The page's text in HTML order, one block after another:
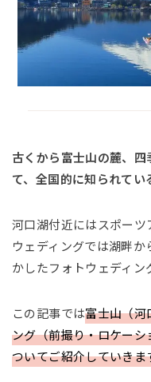
古くから富士山の麓、
て、全国的に知られてい
河口湖付近にはスポーツ
ウェディングでは湖畔
かしたフォトウェディン
この記事では富士山（河
ング（前撮り・ロケー
ついてご紹介していきま